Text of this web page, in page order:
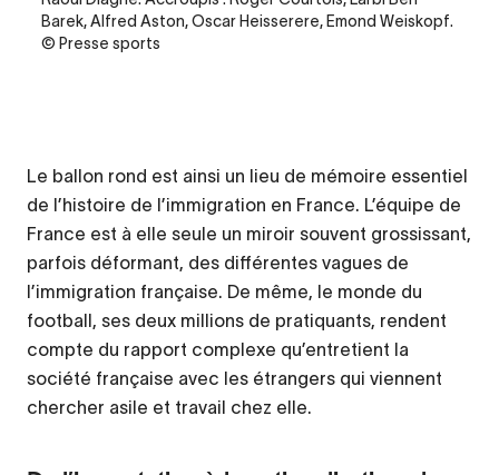
Barek, Alfred Aston, Oscar Heisserere, Emond Weiskopf.
© Presse sports
Le ballon rond est ainsi un lieu de mémoire essentiel
de l’histoire de l’immigration en France. L’équipe de
France est à elle seule un miroir souvent grossissant,
parfois déformant, des différentes vagues de
l’immigration française. De même, le monde du
football, ses deux millions de pratiquants, rendent
compte du rapport complexe qu’entretient la
société française avec les étrangers qui viennent
chercher asile et travail chez elle.